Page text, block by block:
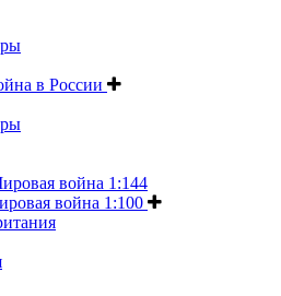
в России
война 1:144
война 1:100